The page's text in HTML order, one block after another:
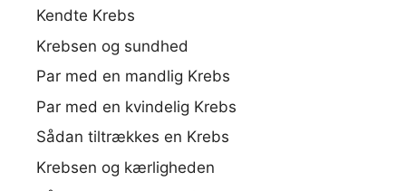
Kendte Krebs
Krebsen og sundhed
Par med en mandlig Krebs
Par med en kvindelig Krebs
Sådan tiltrækkes en Krebs
Krebsen og kærligheden